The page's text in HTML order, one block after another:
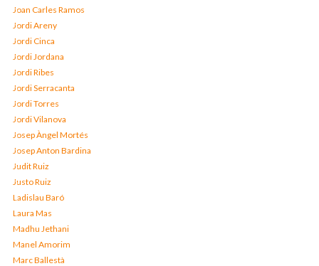
Joan Carles Ramos
Jordi Areny
Jordi Cinca
Jordi Jordana
Jordi Ribes
Jordi Serracanta
Jordi Torres
Jordi Vilanova
Josep Àngel Mortés
Josep Anton Bardina
Judit Ruiz
Justo Ruiz
Ladislau Baró
Laura Mas
Madhu Jethani
Manel Amorim
Marc Ballestà